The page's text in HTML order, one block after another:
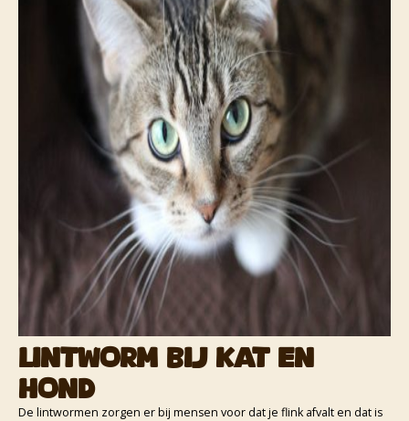
Lintworm bij kat en
hond
De lintwormen zorgen er bij mensen voor dat je flink afvalt en dat is